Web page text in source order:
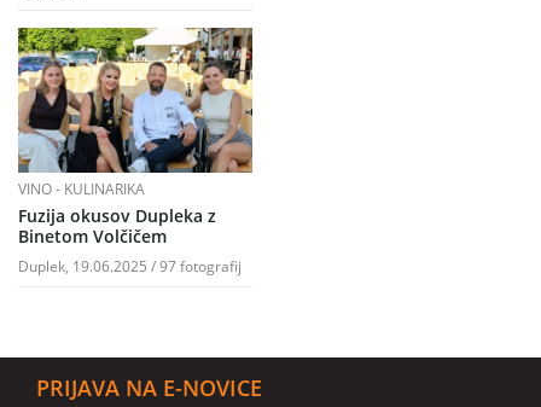
VINO - KULINARIKA
Fuzija okusov Dupleka z
Binetom Volčičem
Duplek, 19.06.2025 / 97 fotografij
PRIJAVA NA E-NOVICE